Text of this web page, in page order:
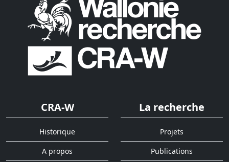
CRA-W
Historique
A propos
La recherche
Projets
Publications